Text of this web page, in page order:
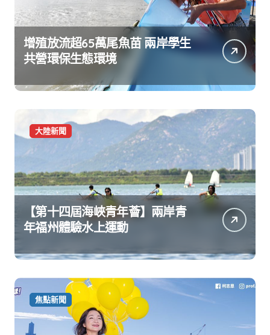
增殖放流超65萬尾魚苗 兩岸學生
共營環保生態環境
大陸新聞
【第十四屆海峽青年薈】兩岸青
年福州體驗水上運動
焦點新聞